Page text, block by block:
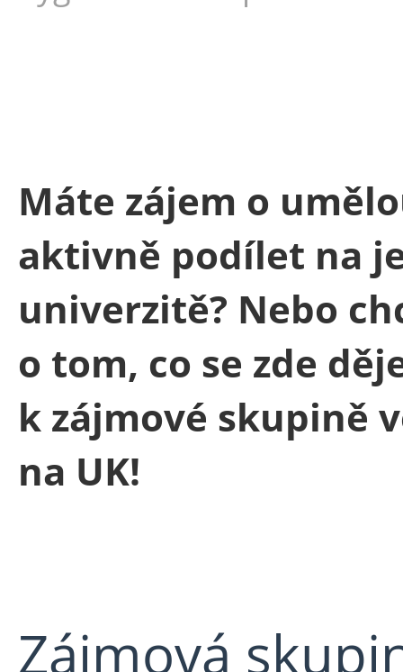
Máte zájem o
aktivně podílet na
univerzitě? Nebo
o tom, co se zde
k zájmové skupině
na UK!
Zájmová